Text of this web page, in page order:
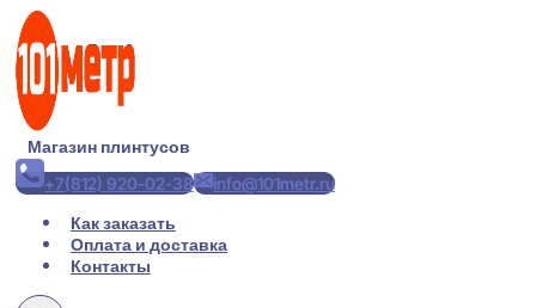
Перейти
содержимому
Магазин плинтусов
+7(812) 920-02-38
info@101metr.ru
Как заказать
Оплата и доставка
Контакты